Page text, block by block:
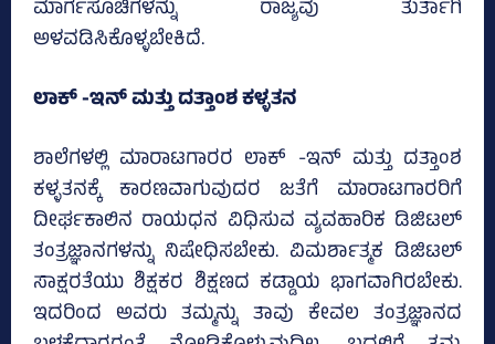
ಮಾರ್ಗಸೂಚಿಗಳನ್ನು ರಾಜ್ಯವು ತುರ್ತಾಗಿ
ಅಳವಡಿಸಿಕೊಳ್ಳಬೇಕಿದೆ.
ಲಾಕ್‌ -ಇನ್ ಮತ್ತು ದತ್ತಾಂಶ ಕಳ್ಳತನ
ಶಾಲೆಗಳಲ್ಲಿ ಮಾರಾಟಗಾರರ ಲಾಕ್‌ -ಇನ್ ಮತ್ತು ದತ್ತಾಂಶ
ಕಳ್ಳತನಕ್ಕೆ ಕಾರಣವಾಗುವುದರ ಜತೆಗೆ ಮಾರಾಟಗಾರರಿಗೆ
ದೀರ್ಘಕಾಲಿನ ರಾಯಧನ ವಿಧಿಸುವ ವ್ಯವಹಾರಿಕ ಡಿಜಿಟಲ್
ತಂತ್ರಜ್ಞಾನಗಳನ್ನು ನಿಷೇಧಿಸಬೇಕು. ವಿಮರ್ಶಾತ್ಮಕ ಡಿಜಿಟಲ್
ಸಾಕ್ಷರತೆಯು ಶಿಕ್ಷಕರ ಶಿಕ್ಷಣದ ಕಡ್ಡಾಯ ಭಾಗವಾಗಿರಬೇಕು.
ಇದರಿಂದ ಅವರು ತಮ್ಮನ್ನು ತಾವು ಕೇವಲ ತಂತ್ರಜ್ಞಾನದ